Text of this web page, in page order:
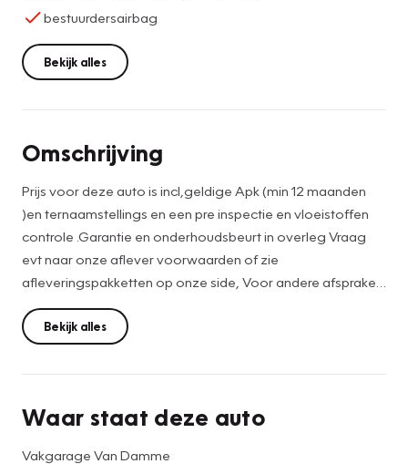
bestuurdersairbag
Bekijk alles
Omschrijving
Prijs voor deze auto is incl,geldige Apk (min 12 maanden
)en ternaamstellings en een pre inspectie en vloeistoffen
controle .Garantie en onderhoudsbeurt in overleg Vraag
evt naar onze aflever voorwaarden of zie
afleveringspakketten op onze side, Voor andere afspraken
met U als klant worden keurig op een verkoop
overeenkomst genoteerd
Bekijk alles
Waar staat deze auto
Vakgarage Van Damme